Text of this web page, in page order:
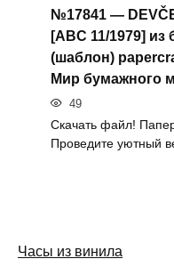
№17841 —
[ABC 11/1979] из
(шаблон)
Мир бумажного
49
Скачать файл!
Проведите уютный
Часы из винила